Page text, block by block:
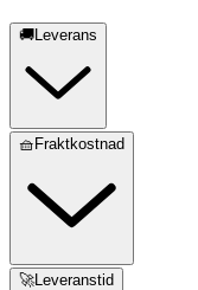
🚚Leverans
🧺Fraktkostnad
🚀Leveranstid